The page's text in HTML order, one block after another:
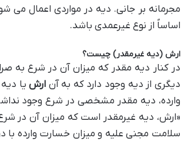
مجرمانه بر جانی. دیه در مواردی اعمال
اساساً از نوع غیرعمدی باشد.
ارش (دیه غیرمقدر) چیست؟
در کنار دیه مقدر که میزان آن در شرع
دیگری از دیه وجود دارد که به آن ارشیا
«ارش، دیه غیرمقدر است که میزان آن در
سلامت مجنی علیه و میزان خسارت وارده با